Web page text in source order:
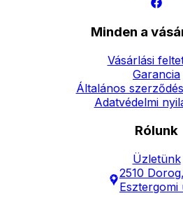
Minden a
Vásárlási
Garancia
Általános
Adatvédelmi
Rólunk
Üzletünk
2510 Dorog,
Esztergomi